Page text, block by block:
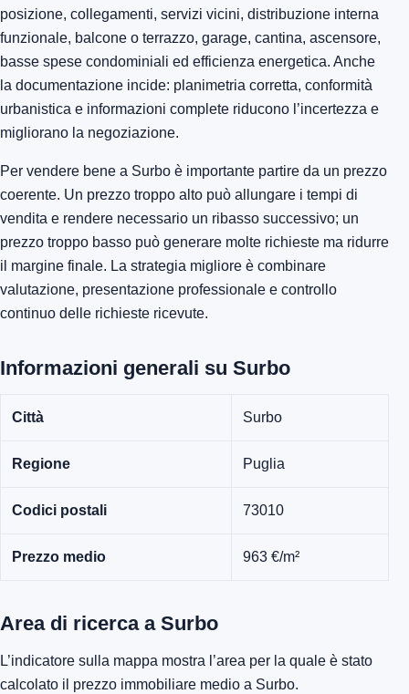
posizione, collegamenti, servizi vicini, distribuzione interna
funzionale, balcone o terrazzo, garage, cantina, ascensore,
basse spese condominiali ed efficienza energetica. Anche
la documentazione incide: planimetria corretta, conformità
urbanistica e informazioni complete riducono l’incertezza e
migliorano la negoziazione.
Per vendere bene a Surbo è importante partire da un prezzo
coerente. Un prezzo troppo alto può allungare i tempi di
vendita e rendere necessario un ribasso successivo; un
prezzo troppo basso può generare molte richieste ma ridurre
il margine finale. La strategia migliore è combinare
valutazione, presentazione professionale e controllo
continuo delle richieste ricevute.
Informazioni generali su Surbo
Città Surbo
Regione Puglia
Codici postali 73010
Prezzo medio 963 €/m²
Area di ricerca a Surbo
L’indicatore sulla mappa mostra l’area per la quale è stato
calcolato il prezzo immobiliare medio a Surbo.